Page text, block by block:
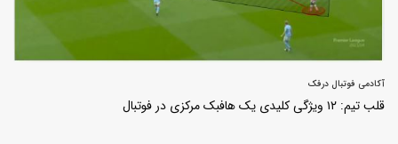
آکادمی فوتبال درفک
قلب تیم: ۱۲ ویژگی کلیدی یک هافبک مرکزی در فوتبال